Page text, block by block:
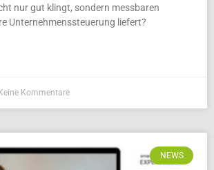
nur gut klingt, sondern messbaren
Unternehmenssteuerung liefert?
Kommentare
NEWS